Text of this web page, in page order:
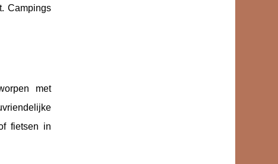
Campings
met
fietsen in